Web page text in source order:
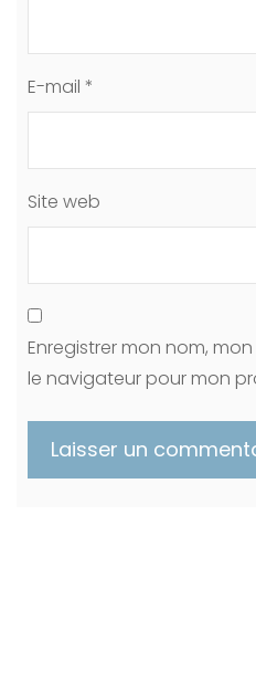
E-mail *
Site web
Enregistrer mon nom,
le navigateur pour mon